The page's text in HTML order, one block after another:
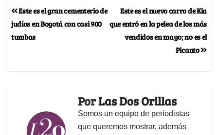
Este es el nuevo carro de Kia
que entró en la pelea de los más
vendidos en mayo; no es el
Picanto
Este es el gran cementerio de
judíos en Bogotá con casi 900
tumbas
PorLas Dos Orillas
Somos un equipo de periodistas
que queremos mostrar, además